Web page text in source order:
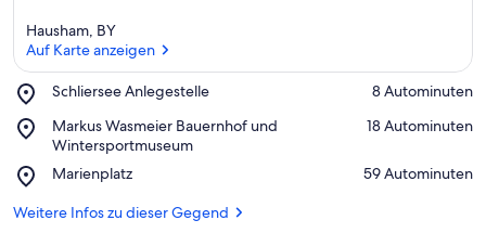
Hausham, BY
Auf Karte anzeigen
Schliersee Anlegestelle
Place,
Anlegestelle
‪8 Autominuten‬
Markus Wasmeier Bauernhof und
Wintersportmuseum
Place,
Markus
Wasmeier
Bauernhof
und
Wintersportmuseum
‪18 Autominuten‬
Marienplatz
Place,
‪59 Autominuten‬
Weitere Infos zu dieser Gegend